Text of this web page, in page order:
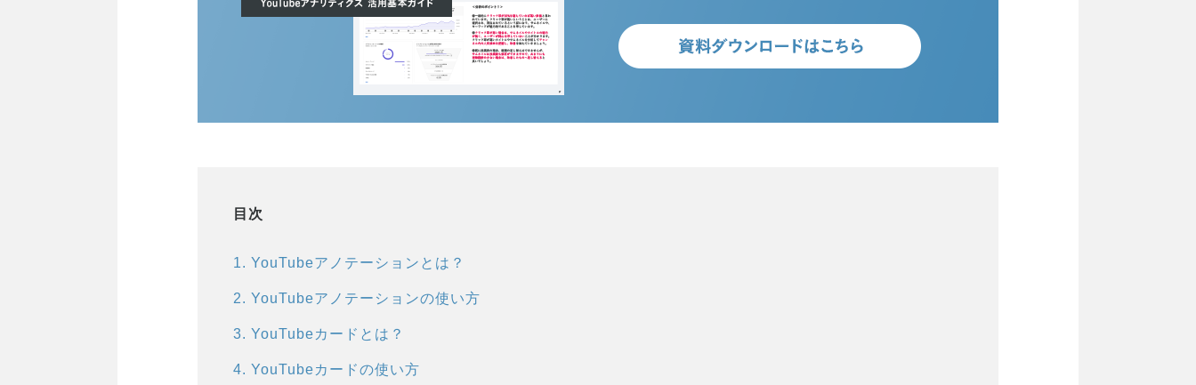
目次
1. YouTubeアノテーションとは？
2. YouTubeアノテーションの使い方
3. YouTubeカードとは？
4. YouTubeカードの使い方